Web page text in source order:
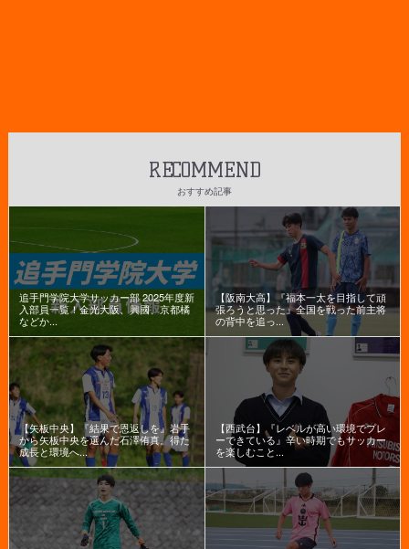
RECOMMEND
おすすめ記事
追手門学院大学サッカー部 2025年度新
入部員一覧！金光大阪、興國、京都橘
などか...
【阪南大高】『福本一太を目指して頑
張ろうと思った』全国を戦った前主将
の背中を追っ...
【矢板中央】『結果で恩返しを』岩手
から矢板中央を選んだ石澤侑真。得た
成長と環境へ...
【西武台】『レベルが高い環境でプレ
ーできている』辛い時期でもサッカー
を楽しむこと...